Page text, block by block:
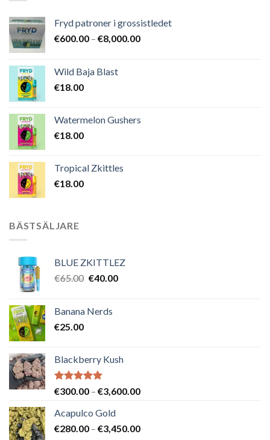
Fryd patroner i grossistledet
€600.00 – €8,000.00Prisintervall:
Wild Baja Blast
€18.00
Watermelon Gushers
€18.00
Tropical Zkittles
€18.00
BÄSTSÄLJARE
BLUE ZKITTLEZ
€65.00 Det
var:
€40.00Det
Banana Nerds
€25.00
Blackberry Kush
Betygsatt
€300.00 – €3,600.00Prisintervall:
€3,600.00
Acapulco Gold
€280.00 – €3,450.00Prisintervall: